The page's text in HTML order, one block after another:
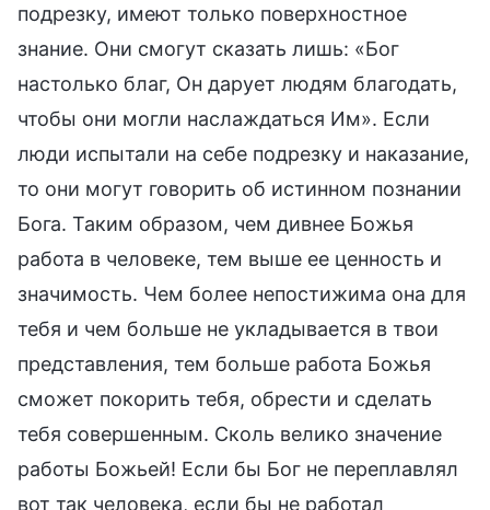
подрезку, имеют только поверхностное
знание. Они смогут сказать лишь: «Бог
настолько благ, Он дарует людям благодать,
чтобы они могли наслаждаться Им». Если
люди испытали на себе подрезку и наказание,
то они могут говорить об истинном познании
Бога. Таким образом, чем дивнее Божья
работа в человеке, тем выше ее ценность и
значимость. Чем более непостижима она для
тебя и чем больше не укладывается в твои
представления, тем больше работа Божья
сможет покорить тебя, обрести и сделать
тебя совершенным. Сколь велико значение
работы Божьей! Если бы Бог не переплавлял
вот так человека, если бы не работал